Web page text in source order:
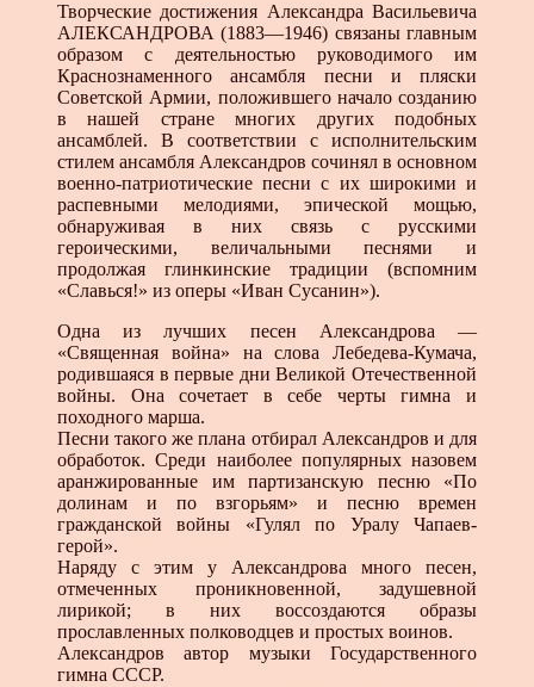
Творческие достижения Александра Васильевича
АЛЕКСАНДРОВА (1883—1946) связаны главным
образом с деятельностью руководимого им
Краснознаменного ансамбля песни и пляски
Советской Армии, положившего начало созданию
в нашей стране многих других подобных
ансамблей. В соответствии с исполнительским
стилем ансамбля Александров сочинял в основном
военно-патриотические песни с их широкими и
распевными мелодиями, эпической мощью,
обнаруживая в них связь с русскими
героическими, величальными песнями и
продолжая глинкинские традиции (вспомним
«Славься!» из оперы «Иван Сусанин»).
Одна из лучших песен Александрова —
«Священная война» на слова Лебедева-Кумача,
родившаяся в первые дни Великой Отечественной
войны. Она сочетает в себе черты гимна и
походного марша.
Песни такого же плана отбирал Александров и для
обработок. Среди наиболее популярных назовем
аранжированные им партизанскую песню «По
долинам и по взгорьям» и песню времен
гражданской войны «Гулял по Уралу Чапаев-
герой».
Наряду с этим у Александрова много песен,
отмеченных проникновенной, задушевной
лирикой; в них воссоздаются образы
прославленных полководцев и простых воинов.
Александров автор музыки Государственного
гимна СССР.